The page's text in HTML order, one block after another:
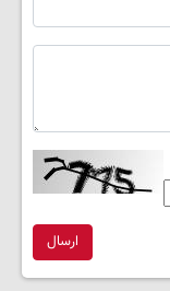
ارسال